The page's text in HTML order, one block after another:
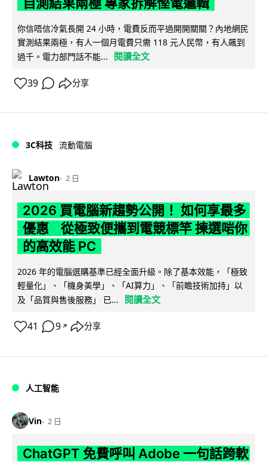
你信唔信冷氣長開 24 小時，電費反而平過開開關關？內地網民
實測結果兩極，有人一個月電費只需 118 元人民幣，有人飆到
過千。電力部門話不能...
閱讀全文
39 分享
3C科技 流動電腦
Lawton 2 日
2026 買電腦新趨勢公開！ 如何享最多
優惠 從極致便攜到電競標竿 揀選啱你
的高效能 PC
2026 年的電腦選購基準已經全面升級。除了基本效能，「極致
輕量化」、「機身美學」、「AI算力」、「前瞻技術加持」以
及「品質與售後服務」 已...
閱讀全文
41 9 ↗ 分享
人工智能
Vin 2 日
ChatGPT 免費呼叫 Adobe 一句話跨軟